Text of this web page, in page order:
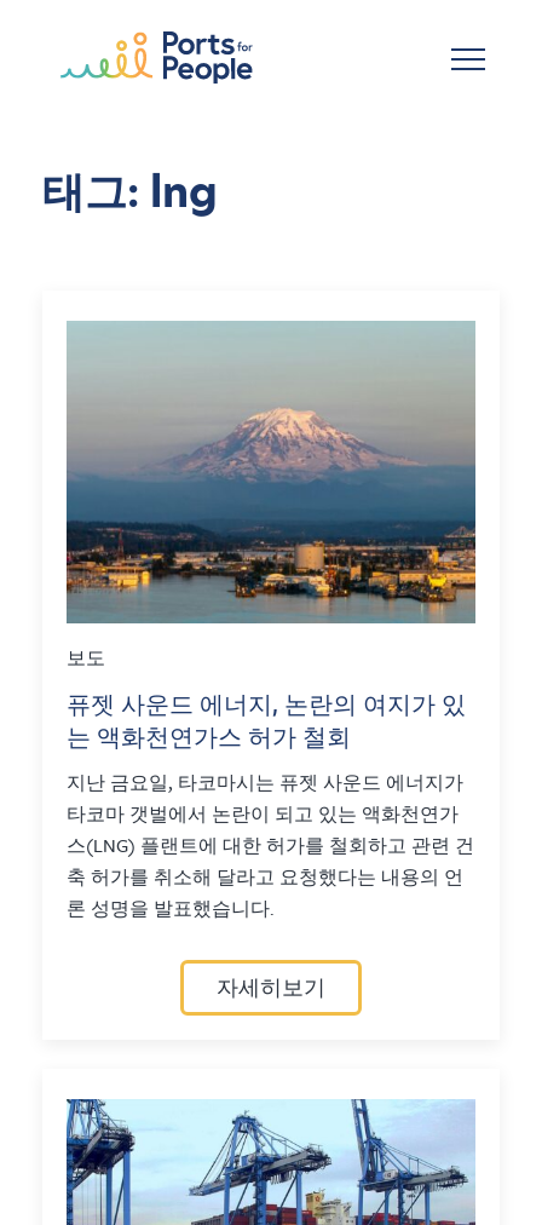
태그: lng
보도
퓨젯 사운드 에너지, 논란의 여지가 있
는 액화천연가스 허가 철회
지난 금요일, 타코마시는 퓨젯 사운드 에너지가
타코마 갯벌에서 논란이 되고 있는 액화천연가
스(LNG) 플랜트에 대한 허가를 철회하고 관련 건
축 허가를 취소해 달라고 요청했다는 내용의 언
론 성명을 발표했습니다.
자세히보기